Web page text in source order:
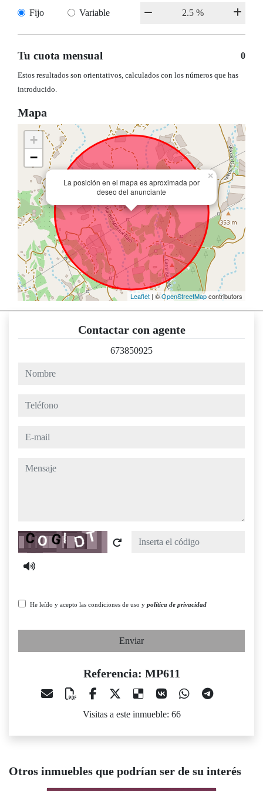
Fijo Variable
Tu cuota mensual 0
Estos resultados son orientativos, calculados con los números que has
introducido.
Mapa
La posición en el mapa es aproximada por
deseo del anunciante
×
+
−
Leaflet | ©OpenStreetMapcontributors
Contactar con agente
673850925
nombre
teléfono
e-mail
mensaje
Captcha
He leído y acepto las condiciones de uso y política de privacidad
Enviar
Referencia: MP611
Visitas a este inmueble: 66
Otros inmuebles que podrían ser de su interés